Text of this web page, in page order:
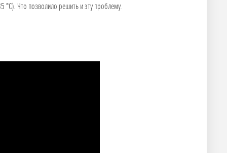
Что позволило решить и эту проблему.